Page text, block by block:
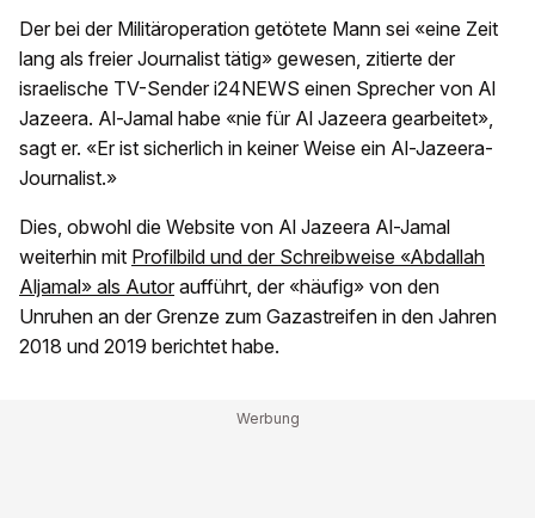
Der bei der Militäroperation getötete Mann sei «eine Zeit
lang als freier Journalist tätig» gewesen, zitierte der
israelische TV-Sender i24NEWS einen Sprecher von Al
Jazeera. Al-Jamal habe «nie für Al Jazeera gearbeitet»,
sagt er. «Er ist sicherlich in keiner Weise ein Al-Jazeera-
Journalist.»
Dies, obwohl die Website von Al Jazeera Al-Jamal
weiterhin mit Profilbild und der Schreibweise «Abdallah
Aljamal» als Autor aufführt, der «häufig» von den
Unruhen an der Grenze zum Gazastreifen in den Jahren
2018 und 2019 berichtet habe.